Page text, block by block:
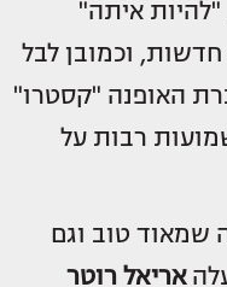
"להיות איתה"
וכמובן לבל
האופנה "קסטרו"
רבות על
שמאוד טוב וגם
אריאל רוטר